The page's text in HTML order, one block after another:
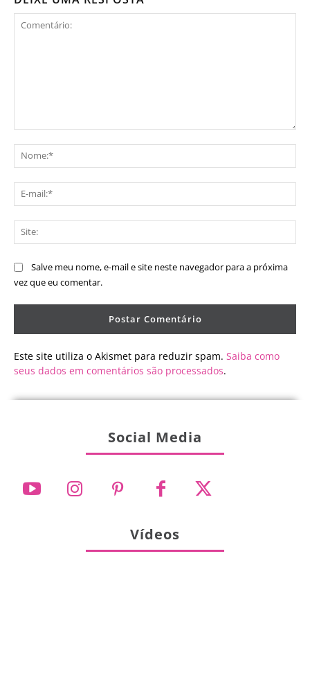
Salve meu nome, e-mail e site neste navegador para a próxima
vez que eu comentar.
Este site utiliza o Akismet para reduzir spam. Saiba como
seus dados em comentários são processados.
Social Media
Vídeos